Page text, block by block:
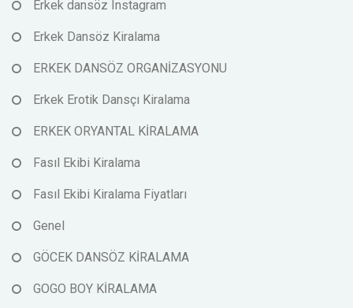
Erkek dansöz Instagram
Erkek Dansöz Kiralama
ERKEK DANSÖZ ORGANİZASYONU
Erkek Erotik Dansçı Kiralama
ERKEK ORYANTAL KİRALAMA
Fasıl Ekibi Kiralama
Fasıl Ekibi Kiralama Fiyatları
Genel
GÖCEK DANSÖZ KİRALAMA
GOGO BOY KİRALAMA